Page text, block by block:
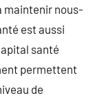
maintenir nous-
est aussi
santé
permettent
de